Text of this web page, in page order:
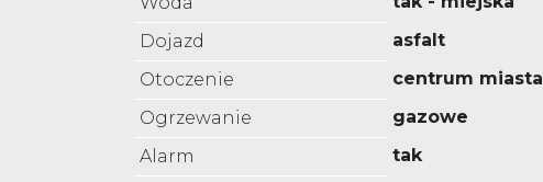
Dojazd
asfalt
Otoczenie
centrum miasta
Ogrzewanie
gazowe
Alarm
tak